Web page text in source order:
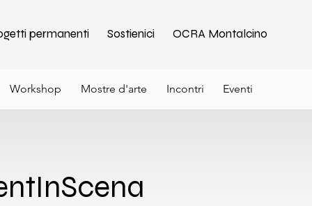
permanenti Sostienici OCRA Montalcino
Workshop Mostre d'arte Incontri Eventi